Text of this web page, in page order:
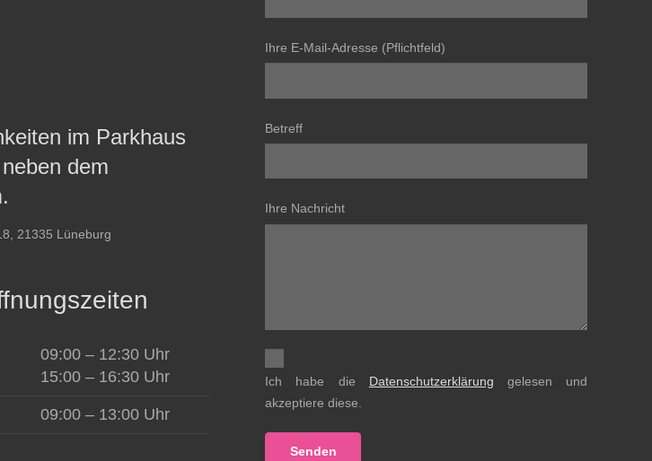
im Parkhaus
neben dem
21335 Lüneburg
09:00 – 12:30 Uhr
15:00 – 16:30 Uhr
09:00 – 13:00 Uhr
Ihre E-Mail-Adresse (Pflichtfeld)
Betreff
Ihre Nachricht
Ich habe die Datenschutzerklärung gelesen und
akzeptiere diese.